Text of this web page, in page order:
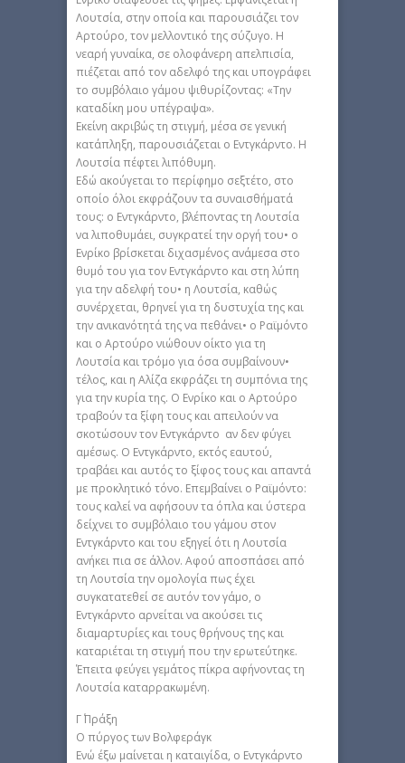
Λουτσία, στην οποία και παρουσιάζει τον
Αρτούρο, τον μελλοντικό της σύζυγο. Η
νεαρή γυναίκα, σε ολοφάνερη απελπισία,
πιέζεται από τον αδελφό της και υπογράφει
το συμβόλαιο γάμου ψιθυρίζοντας: «Την
καταδίκη μου υπέγραψα».
Εκείνη ακριβώς τη στιγμή, μέσα σε γενική
κατάπληξη, παρουσιάζεται ο Εντγκάρντο. Η
Λουτσία πέφτει λιπόθυμη.
Εδώ ακούγεται το περίφημο σεξτέτο, στο
οποίο όλοι εκφράζουν τα συναισθήματά
τους: ο Εντγκάρντο, βλέποντας τη Λουτσία
να λιποθυμάει, συγκρατεί την οργή του• ο
Ενρίκο βρίσκεται διχασμένος ανάμεσα στο
θυμό του για τον Εντγκάρντο και στη λύπη
για την αδελφή του• η Λουτσία, καθώς
συνέρχεται, θρηνεί για τη δυστυχία της και
την ανικανότητά της να πεθάνει• ο Ραϊμόντο
και ο Αρτούρο νιώθουν οίκτο για τη
Λουτσία και τρόμο για όσα συμβαίνουν•
τέλος, και η Αλίζα εκφράζει τη συμπόνια της
για την κυρία της. Ο Ενρίκο και ο Αρτούρο
τραβούν τα ξίφη τους και απειλούν να
σκοτώσουν τον Εντγκάρντο αν δεν φύγει
αμέσως. Ο Εντγκάρντο, εκτός εαυτού,
τραβάει και αυτός το ξίφος τους και απαντά
με προκλητικό τόνο. Επεμβαίνει ο Ραϊμόντο:
τους καλεί να αφήσουν τα όπλα και ύστερα
δείχνει το συμβόλαιο του γάμου στον
Εντγκάρντο και του εξηγεί ότι η Λουτσία
ανήκει πια σε άλλον. Αφού αποσπάσει από
τη Λουτσία την ομολογία πως έχει
συγκατατεθεί σε αυτόν τον γάμο, ο
Εντγκάρντο αρνείται να ακούσει τις
διαμαρτυρίες και τους θρήνους της και
καταριέται τη στιγμή που την ερωτεύτηκε.
Έπειτα φεύγει γεμάτος πίκρα αφήνοντας τη
Λουτσία καταρρακωμένη.
Γ΄ Πράξη
Ο πύργος των Βολφεράγκ
Ενώ έξω μαίνεται η καταιγίδα, ο Εντγκάρντο